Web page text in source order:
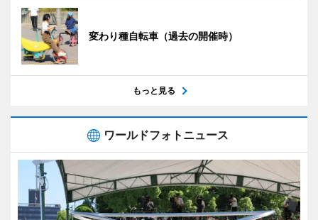
変わり種自転車（過去の開催時）
もっと見る
ワールドフォトニュース